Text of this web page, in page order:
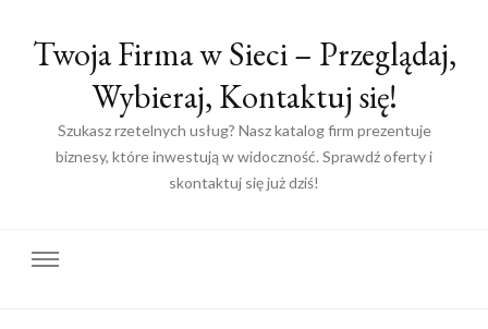
Twoja Firma w Sieci – Przeglądaj,
Wybieraj, Kontaktuj się!
Szukasz rzetelnych usług? Nasz katalog firm prezentuje
biznesy, które inwestują w widoczność. Sprawdź oferty i
skontaktuj się już dziś!